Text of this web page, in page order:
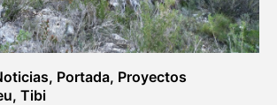
, Portada, Proyectos
, Tibi